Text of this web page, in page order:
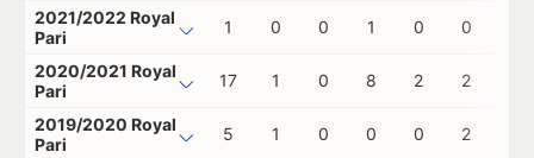
2021/2022 Royal
Pari
1 0 0 1 0 0
2020/2021 Royal
Pari
17 1 0 8 2 2
2019/2020 Royal
Pari
5 1 0 0 0 2